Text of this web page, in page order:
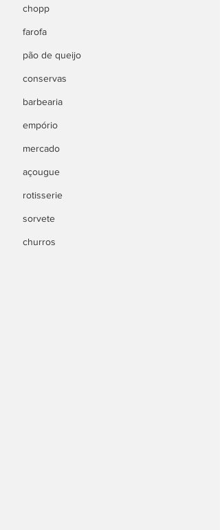
chopp
farofa
pão de queijo
conservas
barbearia
empório
mercado
açougue
rotisserie
sorvete
churros